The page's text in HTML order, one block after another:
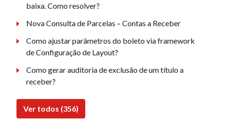
baixa. Como resolver?
Nova Consulta de Parcelas – Contas a Receber
Como ajustar parâmetros do boleto via framework
de Configuração de Layout?
Como gerar auditoria de exclusão de um título a
receber?
Ver todos (356)